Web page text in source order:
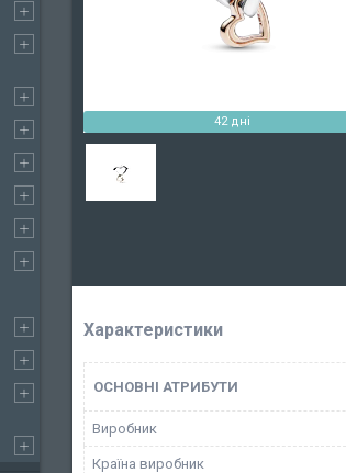
42 дні
Характеристики
ОСНОВНІ АТРИБУТИ
Виробник
Країна виробник